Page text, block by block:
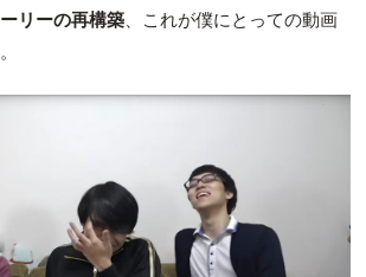
リーの再構築、これが僕にとっての動画